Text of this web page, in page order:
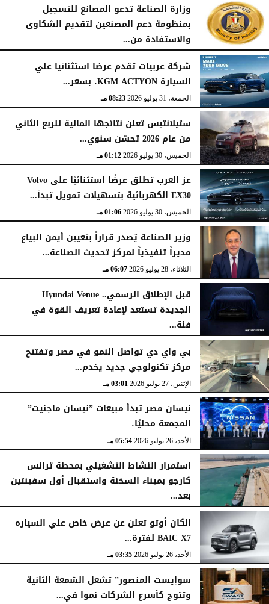
وزارة الصناعة تدعو المصانع للتسجيل
بمنظومة دعم المصنعين لتقديم الشكاوى
والاستفادة من...
السبت، 1 أغسطس 2026
شركة عربيات تقدم عرضا استثنائيا علي
السيارة KGM ACTYON، بسعر...
الجمعة، 31 يوليو 2026 08:23 مـ
ستيلانتيس تعلن نتائجها المالية للربع الثاني
من عام 2026 تحسّن سنوي...
الخميس، 30 يوليو 2026 01:12 مـ
عز العرب تطلق عرضًا استثنائيًا على Volvo
EX30 الكهربائية بتسهيلات تمويل تبدأ...
الخميس، 30 يوليو 2026 01:06 مـ
وزير الصناعة يُصدر قراراً بتعيين أيمن البياع
مديراً تنفيذياً لمركز تحديث الصناعة...
الثلاثاء، 28 يوليو 2026 06:07 مـ
قبل الإطلاق الرسمي.. Hyundai Venue
الجديدة تستعد لإعادة تعريف القوة في
فئة...
الثلاثاء، 28 يوليو 2026 12:28 مـ
بي واي دي تواصل النمو في مصر وتفتتح
مركز تكنولوجي جديد يخدم...
الإثنين، 27 يوليو 2026 03:01 مـ
نيسان مصر تبدأ مبيعات ”نيسان ماجنيت”
المجمعة محليًا،
الأحد، 26 يوليو 2026 05:54 مـ
استمرار النشاط التشغيلي بمحطة ترانس
كارجو بميناء السخنة واستقبال أول سفينتين
بعد...
الأحد، 26 يوليو 2026 05:52 مـ
الكان أوتو تعلن عن عرض خاص علي السياره
BAIC X7 لفترة...
الأحد، 26 يوليو 2026 03:35 مـ
سوإيست المنصور” تشعل الشمعة الثانية
وتتوج كأسرع الشركات نموا في...